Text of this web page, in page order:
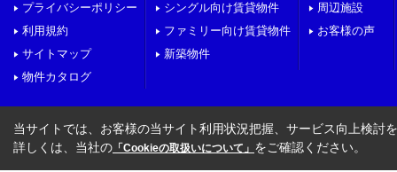
プライバシーポリシー
利用規約
サイトマップ
物件カタログ
シングル向け賃貸物件
ファミリー向け賃貸物件
新築物件
周辺施設
お客様の声
当サイトでは、お客様の当サイト利用状況把握、サービス向上検討
詳しくは、当社の 「Cookieの取扱いについて」 をご確認ください。